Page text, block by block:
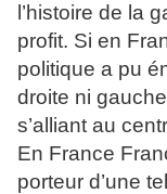
l’histoire de la
profit. Si en
politique a pu
droite ni
s’alliant au
En France
porteur d’une